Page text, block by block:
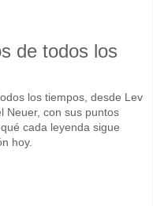
de todos los
los tiempos, desde Lev
Neuer, con sus puntos
cada leyenda sigue
hoy.